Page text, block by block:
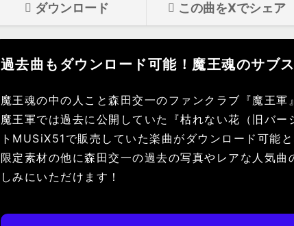
ダウンロード この曲をXでシェア
過去曲もダウンロード可能！魔王魂のサブ
魔王魂の中の人こと森田交一のファンクラブ『魔王軍
魔王軍では過去に公開していた『枯れない花（旧バ
トMUSiX51で販売していた楽曲がダウンロード可能と
限定素材の他に森田交一の過去の写真やレアな人気
しみにいただけます！